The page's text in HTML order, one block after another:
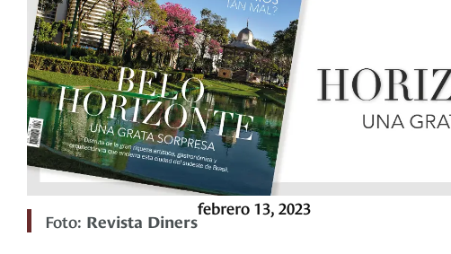
Foto: Revista Diners
febrero 13, 2023